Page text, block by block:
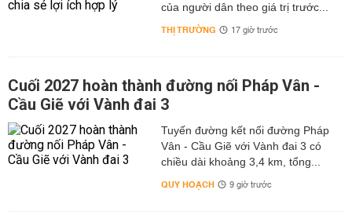
của người dân theo giá trị trước...
THỊ TRƯỜNG 17 giờ trước
Cuối 2027 hoàn thành đường nối Pháp Vân -
Cầu Giẽ với Vành đai 3
Tuyến đường kết nối đường Pháp
Vân - Cầu Giẽ với Vành đai 3 có
chiều dài khoảng 3,4 km, tổng...
QUY HOẠCH 9 giờ trước